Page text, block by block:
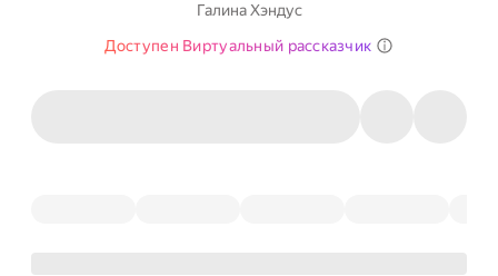
Галина Хэндус
Доступен Виртуальный рассказчик